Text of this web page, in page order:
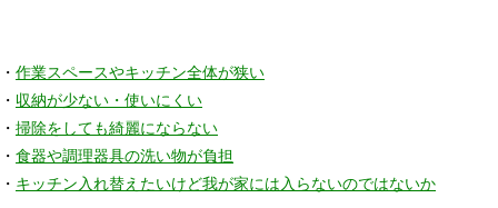
・ 作業スペースやキッチン全体が狭い
・ 収納が少ない・使いにくい
・ 掃除をしても綺麗にならない
・ 食器や調理器具の洗い物が負担
・ キッチン入れ替えたいけど我が家には入らないのではないか